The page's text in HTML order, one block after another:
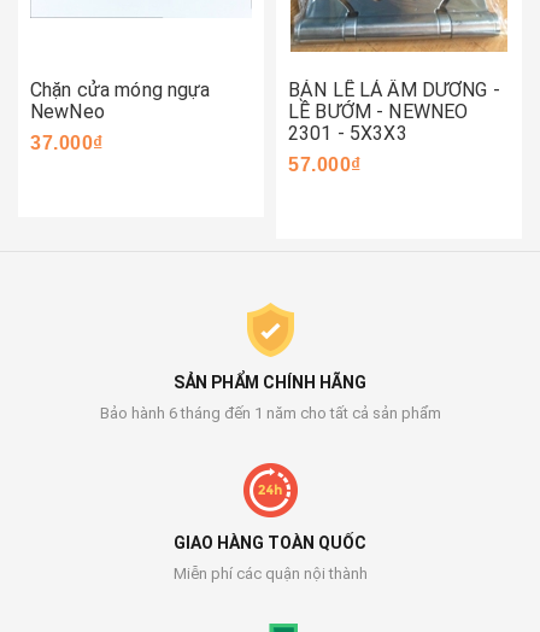
Chặn cửa móng ngựa
NewNeo
37.000₫
BẢN LỀ LÁ ÂM DƯƠNG -
LỀ BƯỚM - NEWNEO
2301 - 5X3X3
57.000₫
SẢN PHẨM CHÍNH HÃNG
Bảo hành 6 tháng đến 1 năm cho tất cả sản phẩm
GIAO HÀNG TOÀN QUỐC
Miễn phí các quận nội thành